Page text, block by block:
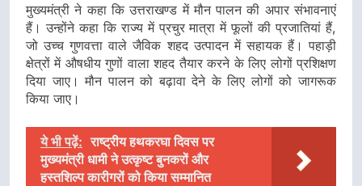
मुख्यमंत्री ने कहा कि उत्तराखण्ड में मौन पालन की अपार संभावनाएं
हैं। उन्होंने कहा कि राज्य में प्रचुर मात्रा में फूलों की प्रजातियां हैं,
जो उच्च गुणवत्ता वाले जैविक शहद उत्पादन में सहायक हैं। पहाड़ी
क्षेत्रों में औषधीय गुणों वाला शहद तैयार करने के लिए लोगों प्रशिक्षण
दिया जाए। मौन पालन को बढ़ावा देने के लिए लोगों को जागरूक
किया जाए।
ये भी पढ़ें: राष्ट्रीय हथकरघा दिवस पर
मुख्यमंत्री धामी ने उत्कृष्ट बुनकरों और
हस्तशिल्प कारीगरों को किया सम्मानित